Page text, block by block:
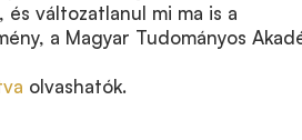
változatlanul mi ma is a
a Magyar Tudományos
olvashatók.